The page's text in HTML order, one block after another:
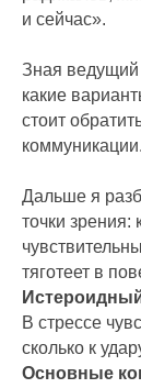
и сейчас».
Зная ведущий
какие
стоит
коммуникации.
Дальше я
точки зрения:
тяготеет в
В стрессе
сколько к
Основные